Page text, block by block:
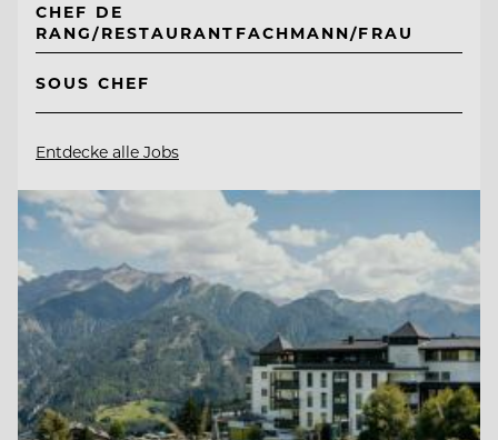
CHEF DE
RANG/RESTAURANTFACHMANN/FRAU
SOUS CHEF
Entdecke alle Jobs